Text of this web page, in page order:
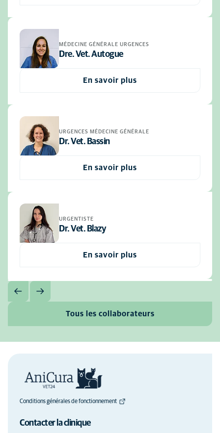
MÉDECINE GÉNÉRALE URGENCES
Dre. Vet. Autogue
En savoir plus
URGENCES MÉDECINE GÉNÉRALE
Dr. Vet. Bassin
En savoir plus
URGENTISTE
Dr. Vet. Blazy
En savoir plus
Tous les collaborateurs
Conditions générales de fonctionnement
Contacter la clinique